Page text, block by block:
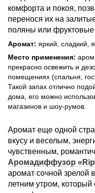
комфорта и покоя,
перенося их на
поляны или
Аромат: яркий, сладкий,
Место применения:
прекрасно освежить и
помещениях (спальня,
Такой запах отлично
дома, его можно
магазинов и шоу-румов.
Аромат еще одной
вкусу и веселым,
чувственным,
Аромадиффузор
аромат сочной зрелой
летним утром,